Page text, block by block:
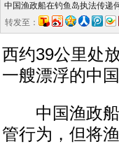
中国渔政船在钓鱼岛执法传递
转发至：
西约39公里处
一艘漂浮的中
中国渔政船
管行为，但将